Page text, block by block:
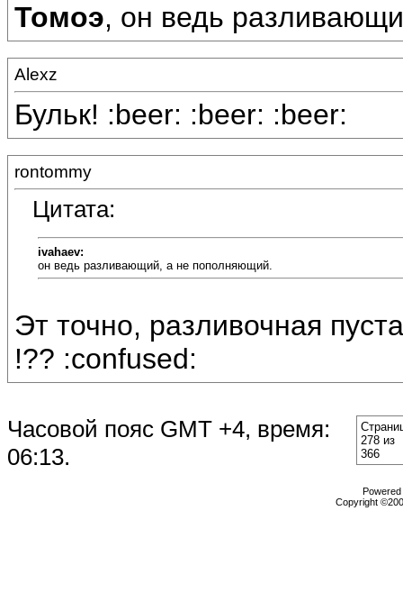
Томоэ, он ведь
Alexz
Бульк! :beer: :beer: :beer:
rontommy
Цитата:
ivahaev:
он ведь разливающий, а не пополняющий.
Эт точно, разливочная
!?? :confused:
Часовой пояс GMT +4, время:
06:13.
278 из
366
Copyright